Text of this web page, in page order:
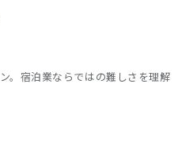
。宿泊業ならではの難しさを理解